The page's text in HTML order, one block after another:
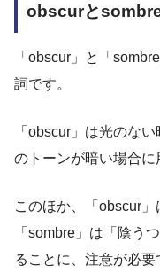
obscurと
「obscur」と「
詞です。
「obscur」は光のな
のトーンが暗い場合に
このほか、「obscur」
「sombre」は「陰う
ることに、注意が必要